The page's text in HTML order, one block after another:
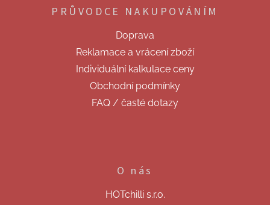
v
k
y
v
ý
p
i
s
u
PRŮVODCE NAKUPOVÁNÍM
Doprava
Reklamace a vrácení zboží
Individuální kalkulace ceny
Obchodní podmínky
FAQ / časté dotazy
O nás
HOTchilli s.r.o.